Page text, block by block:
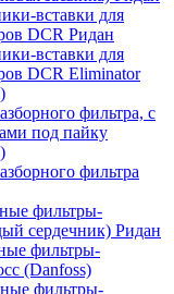
вставки для
DCR Ридан
вставки для
DCR Eliminator
фильтра, с
под пайку
фильтра
фильтры-
сердечник) Ридан
фильтры-
(Danfoss)
фильтры-